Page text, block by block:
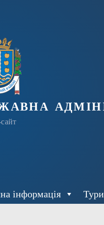
інформація